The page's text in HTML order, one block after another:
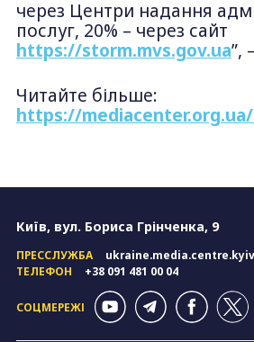
через Центри надання
послуг, 20% – через сайт
https://storm.mvs.gov.ua”,
Читайте більше:
https://
Київ, вул. Бориса Грінченка, 9
ПРЕССЛУЖБА
ТЕЛЕФОН
+38 091 481 00 04
СОЦМЕРЕЖІ